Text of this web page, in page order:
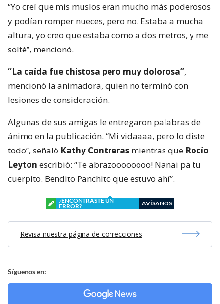
“Yo creí que mis muslos eran mucho más poderosos
y podían romper nueces, pero no. Estaba a mucha
altura, yo creo que estaba como a dos metros, y me
solté”, mencionó.
“La caída fue chistosa pero muy dolorosa”,
mencionó la animadora, quien no terminó con
lesiones de consideración.
Algunas de sus amigas le entregaron palabras de
ánimo en la publicación. “Mi vidaaaa, pero lo diste
todo”, señaló Kathy Contreras mientras que Rocío
Leyton escribió: “Te abrazoooooooo! Nanai pa tu
cuerpito. Bendito Panchito que estuvo ahí”.
¿ENCONTRASTE UN
ERROR?
AVÍSANOS
Revisa nuestra página de correcciones
Síguenos en: